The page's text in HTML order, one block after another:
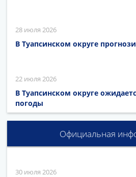
28 июля 2026
В Туапсинском округе
22 июля 2026
В Туапсинском округе
погоды
Официальная
30 июля 2026